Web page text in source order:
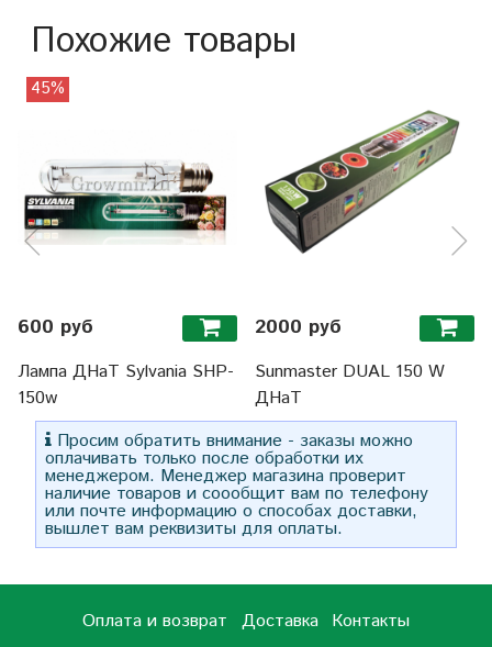
Похожие товары
45%
600 руб
Лампа ДНаТ Sylvania SHP-
150w
2000 руб
Sunmaster DUAL 150 W
ДНаТ
Просим обратить внимание - заказы можно
оплачивать только после обработки их
менеджером. Менеджер магазина проверит
наличие товаров и соообщит вам по телефону
или почте информацию о способах доставки,
вышлет вам реквизиты для оплаты.
Оплата и возврат Доставка Контакты